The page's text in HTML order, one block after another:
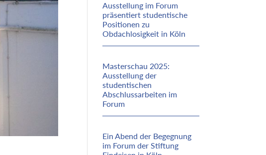
Ausstellung im Forum
präsentiert studentische
Positionen zu
Obdachlosigkeit in Köln
Masterschau 2025:
Ausstellung der
studentischen
Abschlussarbeiten im
Forum
Ein Abend der Begegnung
im Forum der Stiftung